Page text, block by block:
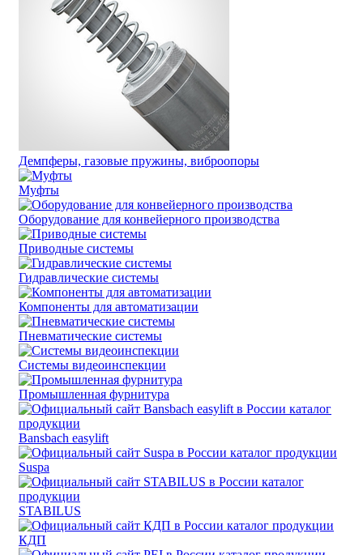
Демпферы, газовые пружины, виброопоры
Муфты
Оборудование для конвейерного производства
Приводные системы
Гидравлические системы
Компоненты для автоматизации
Пневматические системы
Системы видеоинспекции
Промышленная фурнитура
Bansbach easylift
Suspa
STABILUS
КДП